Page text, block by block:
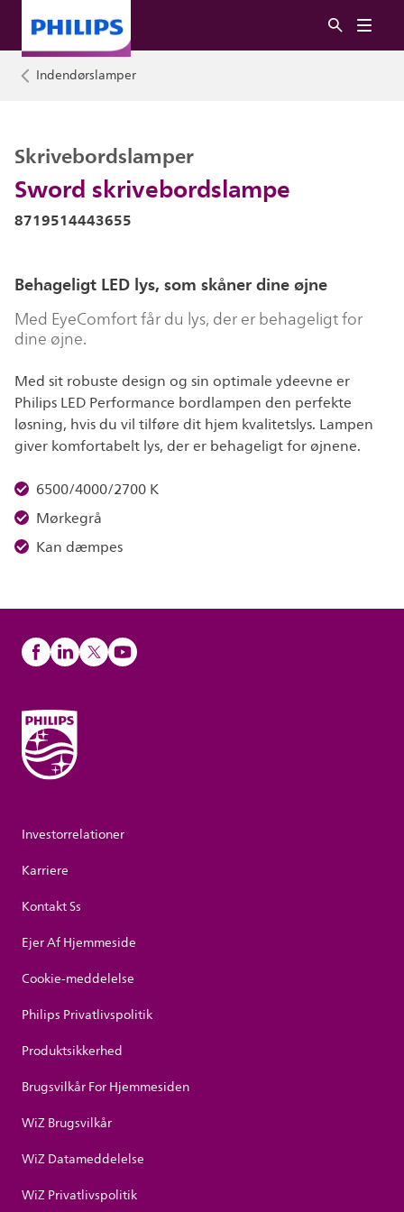
Indendørslamper
Sword skrivebordslampe
Skrivebordslamper
8719514443655
Behageligt LED lys, som skåner dine øjne
Med EyeComfort får du lys, der er behageligt for
dine øjne.
Med sit robuste design og sin optimale ydeevne er
Philips LED Performance bordlampen den perfekte
løsning, hvis du vil tilføre dit hjem kvalitetslys. Lampen
giver komfortabelt lys, der er behageligt for øjnene.
6500/4000/2700 K
Mørkegrå
Kan dæmpes
Investorrelationer
Karriere
Kontakt Ss
Ejer Af Hjemmeside
Cookie-meddelelse
Philips Privatlivspolitik
Produktsikkerhed
Brugsvilkår For Hjemmesiden
WiZ Brugsvilkår
WiZ Datameddelelse
WiZ Privatlivspolitik